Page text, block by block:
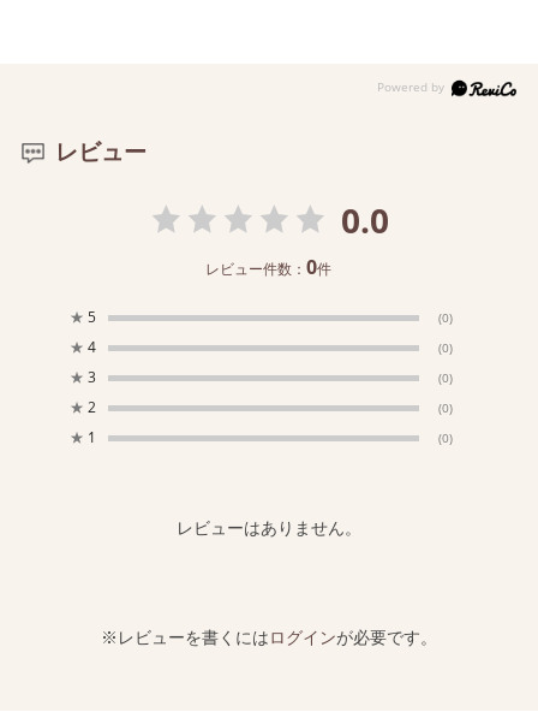
レビュー
0.0
レビュー件数：0件
★ 5 (0)
★ 4 (0)
★ 3 (0)
★ 2 (0)
★ 1 (0)
レビューはありません。
※レビューを書くにはログインが必要です。